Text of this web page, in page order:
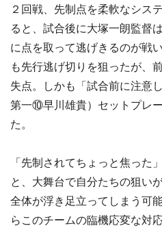
２回戦、先制点を柔軟なシス
ると、試合後に大塚一朗監督
に点を取って逃げきるのが戦
も先行逃げ切りを狙ったが、
失点。しかも「試合前に注意
第一⑩早川雄貴）セットプレ
た。
「先制されてちょっと焦った
と、大舞台で自分たちの狙い
全体が浮き足立ってしまう可
らこのチームの臨機応変な対